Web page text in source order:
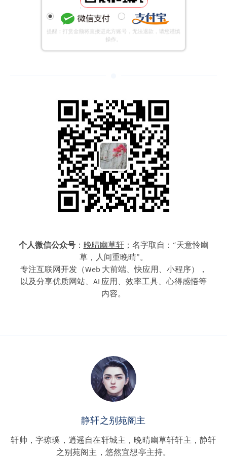
个人微信公众号： 晚晴幽草轩；名字取自：“天意怜幽
草，人间重晚晴”。
专注互联网开发（Web 大前端、快应用、小程序），
以及分享优质网站、AI 应用、效率工具、心得感悟等
内容。
静轩之别苑阁主
轩帅，字琼璞，逍遥自在轩城主，晚晴幽草轩轩主，静轩
之别苑阁主，悠然宜想亭主持。